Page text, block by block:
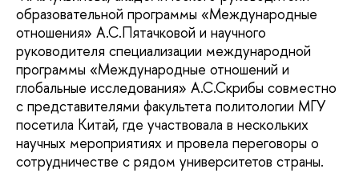
образовательной программы «Международные
отношения» А.С.Пятачковой и научного
руководителя специализации международной
программы «Международные отношений и
глобальные исследования» А.С.Скрибы совместно
с представителями факультета политологии МГУ
посетила Китай, где участвовала в нескольких
научных мероприятиях и провела переговоры о
сотрудничестве с рядом университетов страны.